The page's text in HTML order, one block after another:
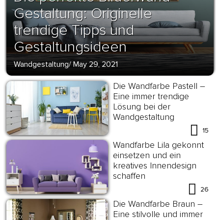
Gestaltung: Originelle
trendige Tipps und
Gestaltungsideen
Wandgestaltung/May 29, 2021
Die Wandfarbe Pastell –
Eine immer trendige
Lösung bei der
Wandgestaltung
15
Wandfarbe Lila gekonnt
einsetzen und ein
kreatives Innendesign
schaffen
26
Die Wandfarbe Braun –
Eine stilvolle und immer